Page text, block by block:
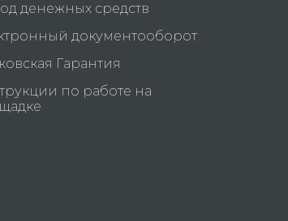
денежных средств
документооборот
Гарантия
по работе на